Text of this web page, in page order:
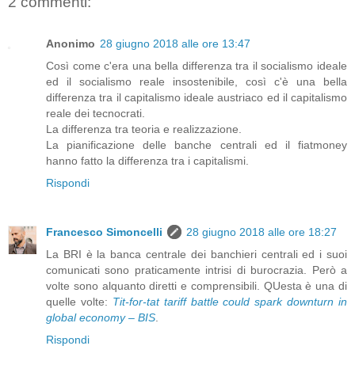
Anonimo 28 giugno 2018 alle ore 13:47
Così come c'era una bella differenza tra il socialismo ideale
ed il socialismo reale insostenibile, così c'è una bella
differenza tra il capitalismo ideale austriaco ed il capitalismo
reale dei tecnocrati.
La differenza tra teoria e realizzazione.
La pianificazione delle banche centrali ed il fiatmoney
hanno fatto la differenza tra i capitalismi.
Rispondi
Francesco Simoncelli
28 giugno 2018 alle ore 18:27
La BRI è la banca centrale dei banchieri centrali ed i suoi
comunicati sono praticamente intrisi di burocrazia. Però a
volte sono alquanto diretti e comprensibili. QUesta è una di
quelle volte: Tit-for-tat tariff battle could spark downturn in
global economy – BIS
Rispondi